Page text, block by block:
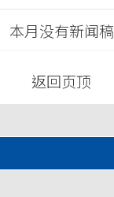
本月没有新闻稿
返回页顶